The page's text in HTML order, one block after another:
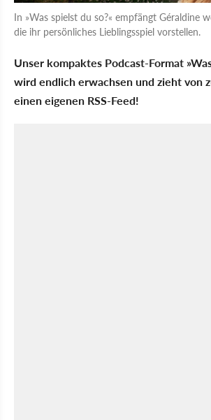
In »Was spielst du so?« empfängt Géraldine
die ihr persönliches Lieblingsspiel vorstellen.
Unser kompaktes Podcast-Format
wird endlich erwachsen und zieht von
einen eigenen RSS-Feed!